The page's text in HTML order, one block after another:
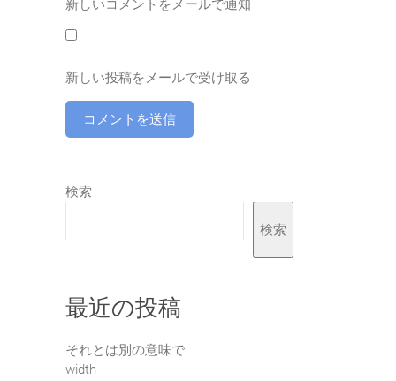
新しいコメントをメールで通知
新しい投稿をメールで受け取る
検索
検索
最近の投稿
それとは別の意味で
width